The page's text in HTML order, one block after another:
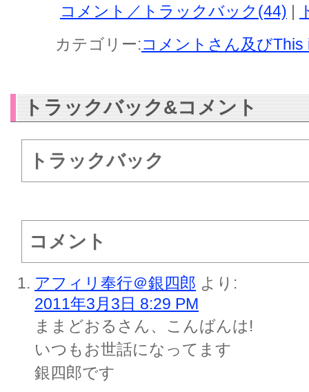
コメント／トラックバック(44) |
カテゴリー:コメントさん及び
トラックバック&コメント
トラックバック
コメント
アフィリ奉行＠銀四郎 より:
2011年3月3日 8:29 PM
ままどおるさん、こんばんは!
いつもお世話になってます
銀四郎です